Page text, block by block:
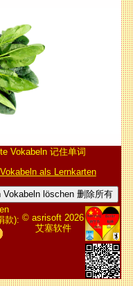
Vokabeln 记住单词
als Lernkarten
Vokabeln löschen 删除所有
款): © asrisoft 2026
艾塞软件